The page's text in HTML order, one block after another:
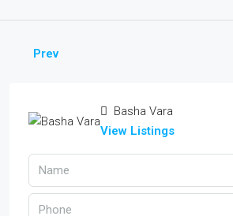
Prev
Basha Vara
View Listings